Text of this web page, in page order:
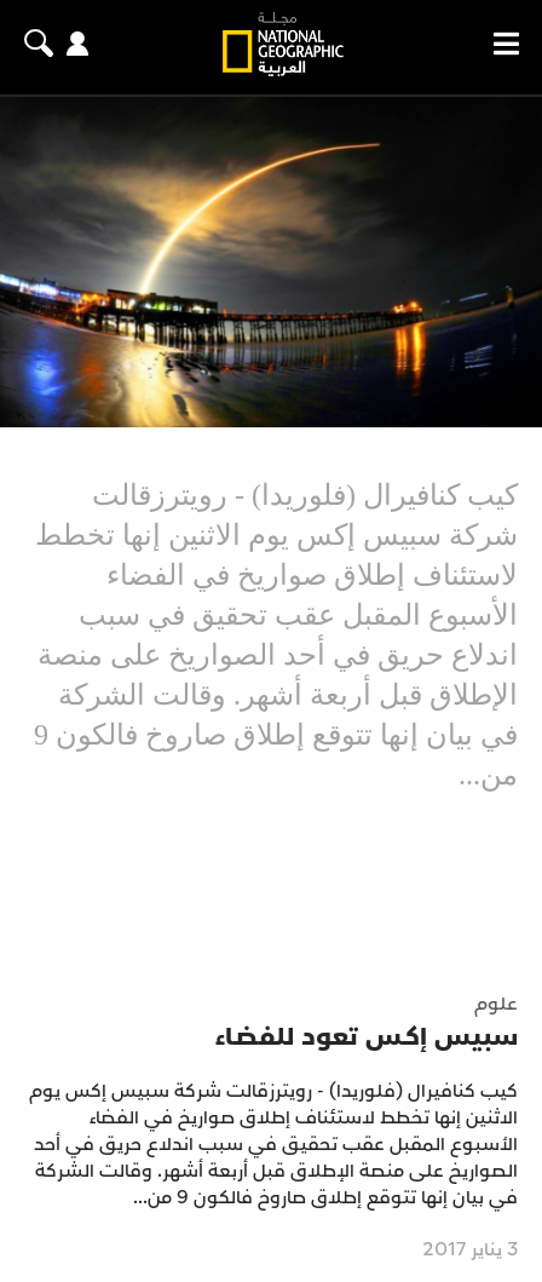
كيب كنافيرال (فلوريدا) - رويترزقالت
شركة سبيس إكس يوم الاثنين إنها تخطط
لاستئناف إطلاق صواريخ في الفضاء
الأسبوع المقبل عقب تحقيق في سبب
اندلاع حريق في أحد الصواريخ على منصة
الإطلاق قبل أربعة أشهر. وقالت الشركة
في بيان إنها تتوقع إطلاق صاروخ فالكون 9
من...
علوم
سبيس إكـس تعود للفضـاء
كيب كنافيرال (فلوريدا) - رويترزقالت شركة سبيس إكس يوم
الاثنين إنها تخطط لاستئناف إطلاق صواريخ في الفضاء
الأسبوع المقبل عقب تحقيق في سبب اندلاع حريق في أحد
الصواريخ على منصة الإطلاق قبل أربعة أشهر. وقالت الشركة
في بيان إنها تتوقع إطلاق صاروخ فالكون 9 من...
3 يناير 2017